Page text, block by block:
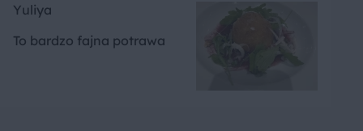
Yuliya
To bardzo fajna potrawa